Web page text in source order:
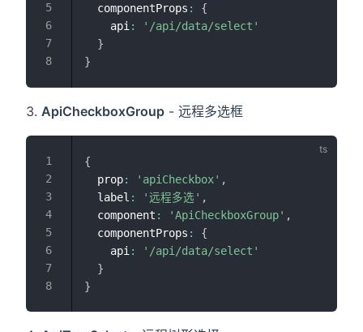
  componentProps
:
{
    api
:
'/api/data/select'
}
}
ApiCheckboxGroup - 远程多选框
{
  prop
: 'apiCheckbox' ,
  label
: '远程多选' ,
  component
: 'ApiCheckboxGroup' ,
  componentProps
:
{
    api
:
'/api/data/select'
}
}